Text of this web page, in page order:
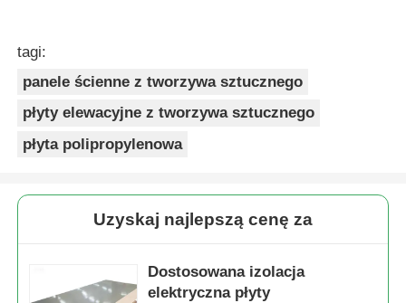
tagi:
panele ścienne z tworzywa sztucznego
płyty elewacyjne z tworzywa sztucznego
płyta polipropylenowa
Uzyskaj najlepszą cenę za
Dostosowana izolacja
elektryczna płyty